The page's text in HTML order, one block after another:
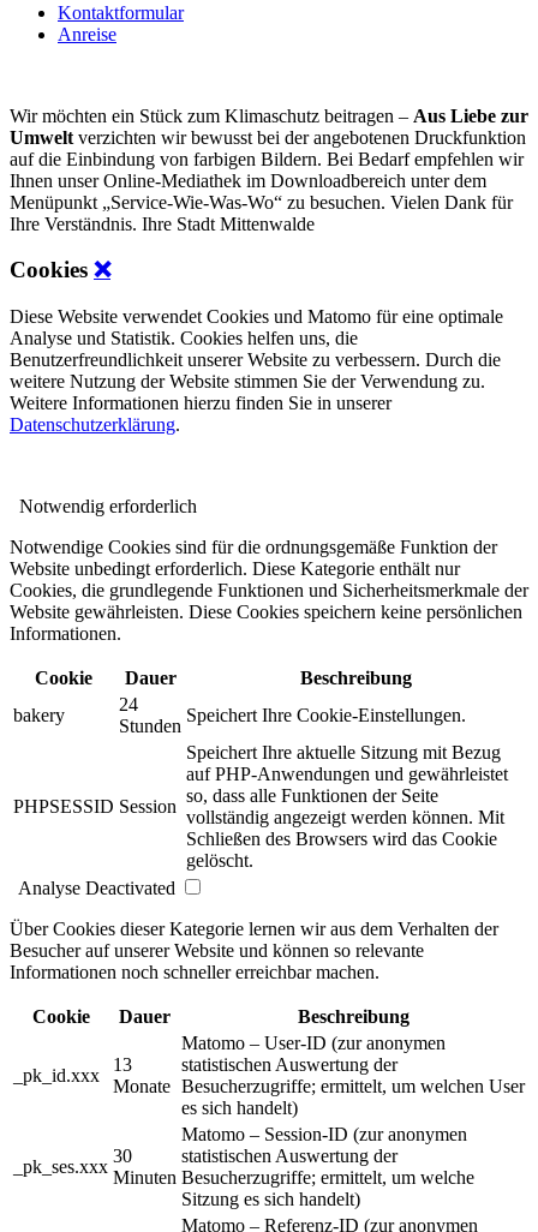
Kontaktformular
Anreise
Wir möchten ein Stück zum Klimaschutz beitragen – Aus Liebe zur
Umwelt verzichten wir bewusst bei der angebotenen Druckfunktion
auf die Einbindung von farbigen Bildern. Bei Bedarf empfehlen wir
Ihnen unser Online-Mediathek im Downloadbereich unter dem
Menüpunkt „Service-Wie-Was-Wo“ zu besuchen. Vielen Dank für
Ihre Verständnis. Ihre Stadt Mittenwalde
Cookies ❌
Diese Website verwendet Cookies und Matomo für eine optimale
Analyse und Statistik. Cookies helfen uns, die
Benutzerfreundlichkeit unserer Website zu verbessern. Durch die
weitere Nutzung der Website stimmen Sie der Verwendung zu.
Weitere Informationen hierzu finden Sie in unserer
Datenschutzerklärung.
Notwendig erforderlich
Notwendige Cookies sind für die ordnungsgemäße Funktion der
Website unbedingt erforderlich. Diese Kategorie enthält nur
Cookies, die grundlegende Funktionen und Sicherheitsmerkmale der
Website gewährleisten. Diese Cookies speichern keine persönlichen
Informationen.
Cookie Dauer
Beschreibung
bakery
24
Stunden
Speichert Ihre Cookie-Einstellungen.
PHPSESSID Session
Speichert Ihre aktuelle Sitzung mit Bezug
auf PHP-Anwendungen und gewährleistet
so, dass alle Funktionen der Seite
vollständig angezeigt werden können. Mit
Schließen des Browsers wird das Cookie
gelöscht.
Analyse Deactivated
Über Cookies dieser Kategorie lernen wir aus dem Verhalten der
Besucher auf unserer Website und können so relevante
Informationen noch schneller erreichbar machen.
Cookie Dauer Beschreibung
_pk_id.xxx
13
Monate
Matomo – User-ID (zur anonymen
statistischen Auswertung der
Besucherzugriffe; ermittelt, um welchen User
es sich handelt)
_pk_ses.xxx
30
Minuten
Matomo – Session-ID (zur anonymen
statistischen Auswertung der
Besucherzugriffe; ermittelt, um welche
Sitzung es sich handelt)
Matomo – Referenz-ID (zur anonymen